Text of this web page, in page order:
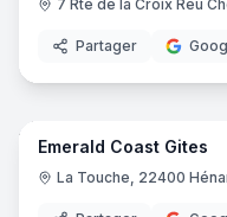
Partager
Emerald Coast Gites
La Touche, 22400